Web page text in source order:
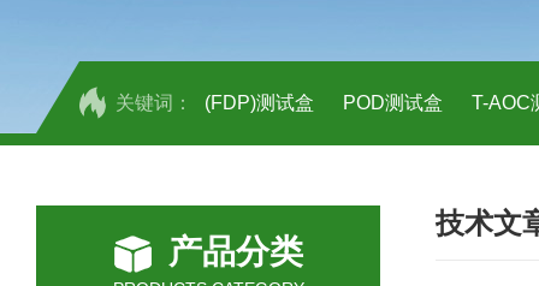
关键词： (FDP)测试盒 POD测试盒 T-AOC
人全式钴氨素2(HTSB2)elisa试剂盒现
产品分类
技术文